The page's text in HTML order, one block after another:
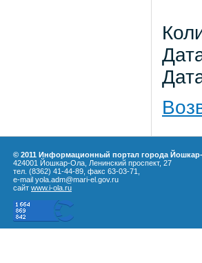
© 2011 Информационный портал города
424001 Йошкар-Ола, Ленинский проспект, 27
тел. (8362) 41-44-89, факс 63-03-71,
e-mail yola.adm@mari-el.gov.ru
сайт www.i-ola.ru